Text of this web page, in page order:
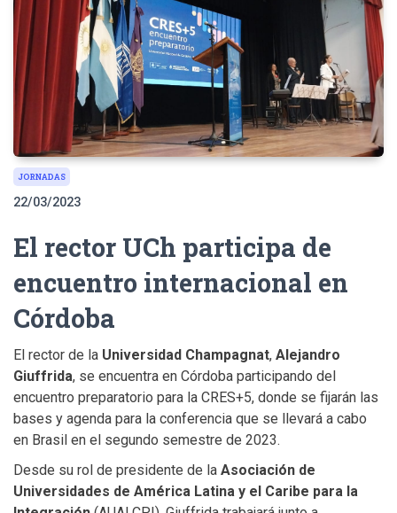
JORNADAS
22/03/2023
El rector UCh participa de
encuentro internacional en
Córdoba
El rector de la Universidad Champagnat, Alejandro
Giuffrida, se encuentra en Córdoba participando del
encuentro preparatorio para la CRES+5, donde se fijarán las
bases y agenda para la conferencia que se llevará a cabo
en Brasil en el segundo semestre de 2023.
Desde su rol de presidente de la Asociación de
Universidades de América Latina y el Caribe para la